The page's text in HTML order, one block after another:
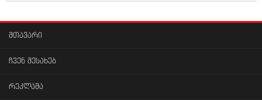
მთავარი
ჩვენ შესახებ
რეკლამა